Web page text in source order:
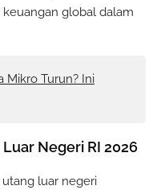
global dalam
Mikro Turun? Ini
Negeri RI 2026
luar negeri